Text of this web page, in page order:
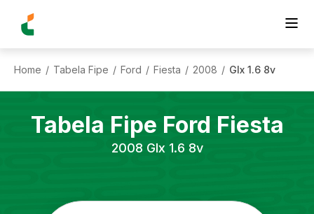
Home / Tabela Fipe / Ford / Fiesta / 2008 / Glx 1.6 8v
Tabela Fipe Ford Fiesta
2008 Glx 1.6 8v